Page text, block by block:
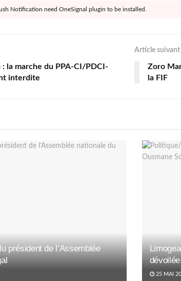
Notification need OneSignal plugin to be installed.
: la marche du PPA-CI/PDCI-
interdite
Article suivant
Zoro
la FIF
président de l’Assemblée
dévoilée
25 MAI